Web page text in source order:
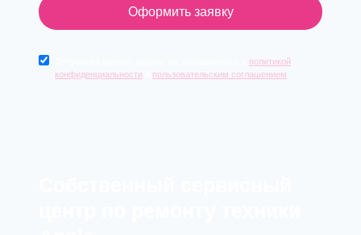
Оформить заявку
политикой
конфиденциальности
пользовательским соглашением